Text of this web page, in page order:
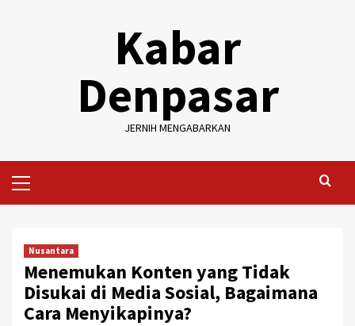
Kabar
Denpasar
JERNIH MENGABARKAN
Menu
Nusantara
Menemukan Konten yang Tidak
Disukai di Media Sosial, Bagaimana
Cara Menyikapinya?